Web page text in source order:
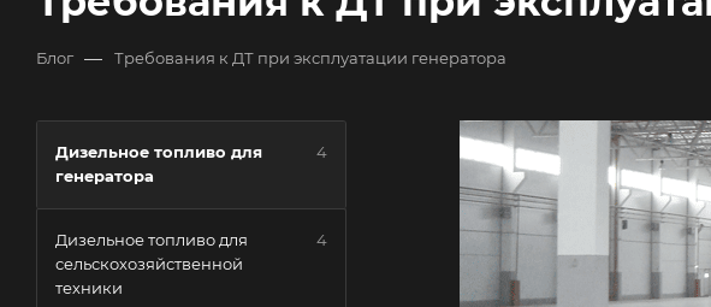
Блог — Требования к ДТ при эксплуатации генератора
Дизельное топливо для
генератора
4
Дизельное топливо для
сельскохозяйственной
техники
4